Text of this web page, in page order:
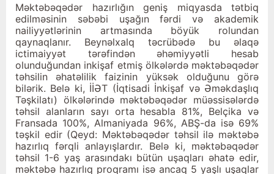
Məktəbəqədər hazırlığın geniş miqyasda tətbiq
edilməsi­nin səbəbi uşağın fərdi və akademik
nailiyyətlərinin artmasında böyük rolundan
qaynaqlanır. Beynəlxalq təcrübədə bu əlaqə
ictimaiyyət tərəfindən əhəmiyyətli hesab
olunduğundan inkişaf etmiş ölkələrdə məktəbəqədər
təhsilin əhatəlilik faizinin yüksək olduğunu görə
bilərik. Belə ki, İİƏT (İqtisadi İnkişaf və Əmək­daşlıq
Təşkilatı) ölkələrində məktəbəqədər müəssisələrdə
təhsil alanların sayı orta hesabla 81%, Belçika və
Fransada 100%, Almaniyada 96%, ABŞ-da isə 69%
təşkil edir (Qeyd: Mək­təbəqədər təhsil ilə məktəbə
hazırlıq fərqli anlayışlardır. Belə ki, məktəbəqədər
təhsil 1-6 yaş arasındakı bütün uşaqları əhatə edir,
məktəbə hazırlıq proqramı isə ancaq 5 yaşlı uşaqlar